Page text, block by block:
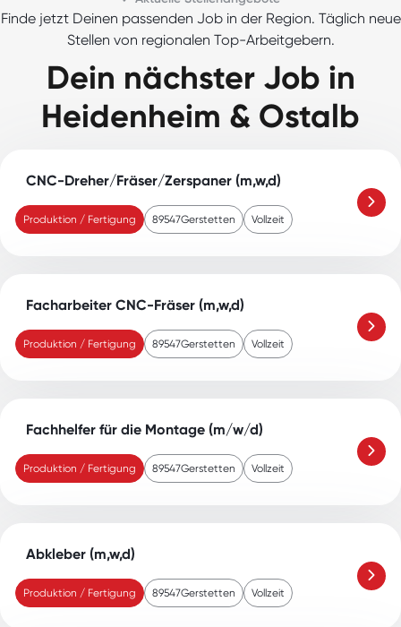
Finde jetzt Deinen passenden Job in der Region. Täglich neue
Stellen von regionalen Top-Arbeitgebern.
Dein nächster Job in
Heidenheim & Ostalb
CNC-Dreher/Fräser/Zerspaner (m,w,d)
Produktion / Fertigung 89547Gerstetten Vollzeit
Facharbeiter CNC-Fräser (m,w,d)
Produktion / Fertigung 89547Gerstetten Vollzeit
Fachhelfer für die Montage (m/w/d)
Produktion / Fertigung 89547Gerstetten Vollzeit
Abkleber (m,w,d)
Produktion / Fertigung 89547Gerstetten Vollzeit